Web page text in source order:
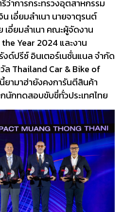
ว่าการกระทรวงอุตสาหกรรม
เอี่ยมลำเนา นายจาตุรนต์
อี่ยมลำเนา คณะผู้จัดงาน
Year 2024 และงาน
งด์ปรีซ์ อินเตอร์เนชั่นแนล จำกัด
ล Thailand Car & Bike of
ยามาฮ่ายังคงการันตีสินค้า
นักทดสอบขับขี่ทั่วประเทศไทย